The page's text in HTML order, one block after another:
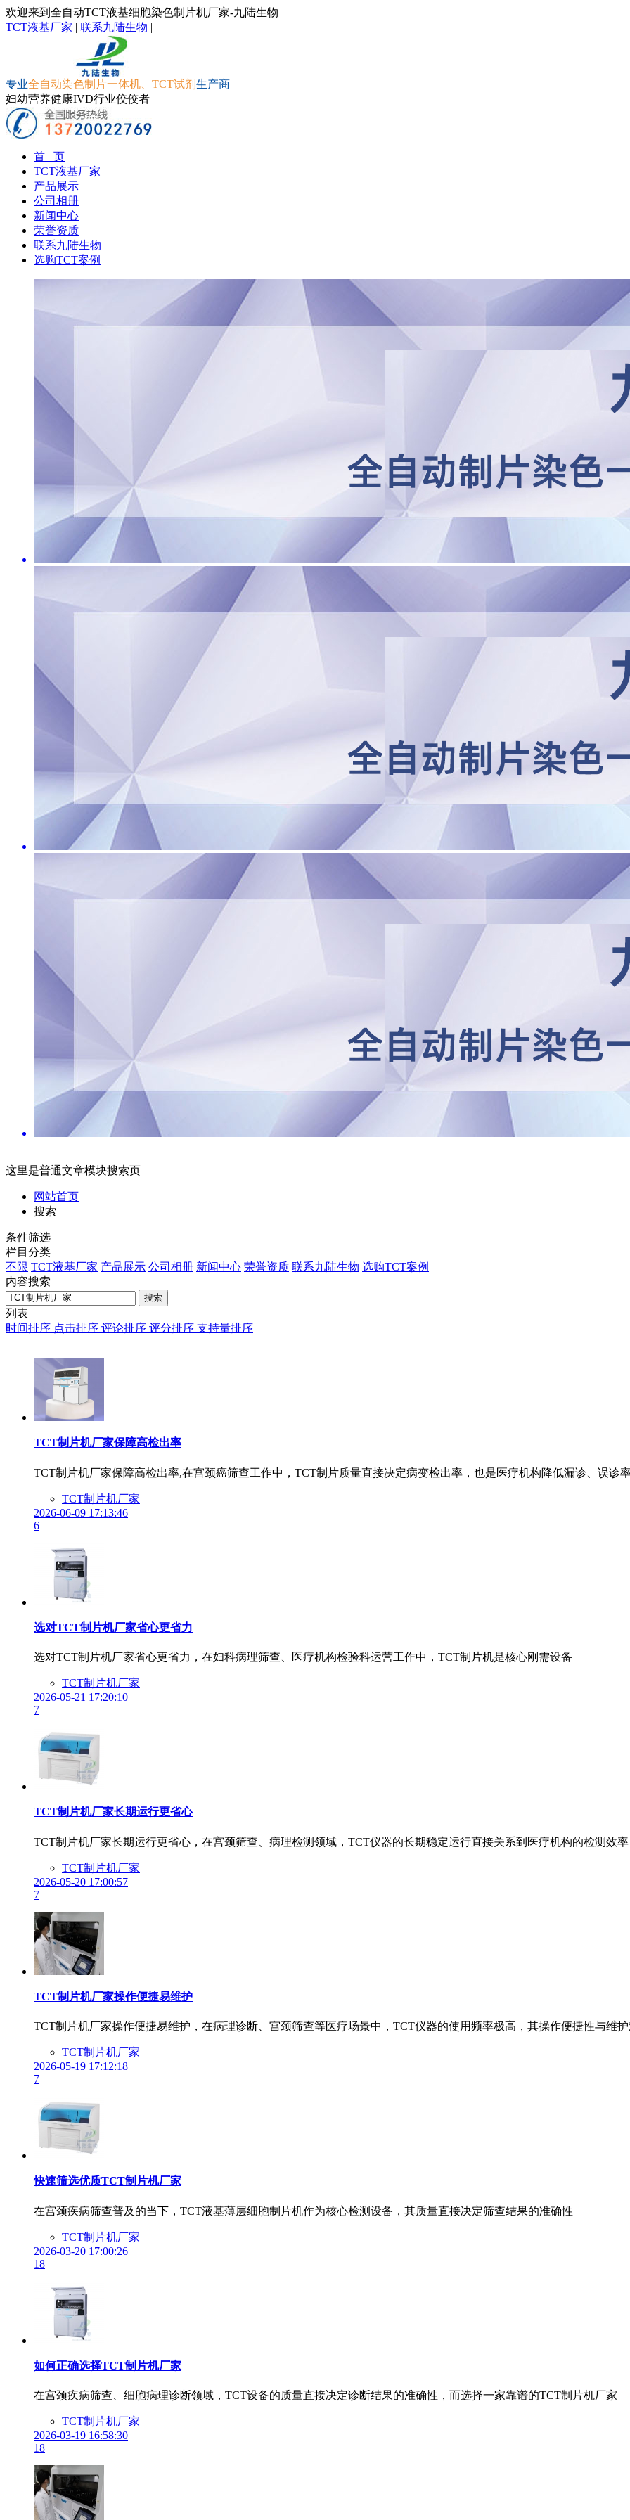
欢迎来到全自动TCT液基细胞染色制片机厂家-九陆生物
TCT液基厂家 | 联系九陆生物 |
专业全自动染色制片一体机、TCT试剂 生产商
妇幼营养健康IVD行业佼佼者
首 页
TCT液基厂家
产品展示
公司相册
新闻中心
荣誉资质
联系九陆生物
选购TCT案例
这里是普通文章模块搜索页
网站首页
搜索
条件筛选
栏目分类
不限 TCT液基厂家 产品展示 公司相册 新闻中心 荣誉资质 联系九陆生物 选购TCT案例
内容搜索
搜索
列表
时间排序 点击排序 评论排序 评分排序 支持量排序
TCT制片机厂家保障高检出率
TCT制片机厂家保障高检出率,在宫颈癌筛查工作中，TCT制片质量直接决定病变检出率，也是医疗机构降低漏诊、误诊
TCT制片机厂家
2026-06-09 17:13:46
6
选对TCT制片机厂家省心更省力
选对TCT制片机厂家省心更省力，在妇科病理筛查、医疗机构检验科运营工作中，TCT制片机是核心刚需设备
TCT制片机厂家
2026-05-21 17:20:10
7
TCT制片机厂家长期运行更省心
TCT制片机厂家长期运行更省心，在宫颈筛查、病理检测领域，TCT仪器的长期稳定运行直接关系到医疗机构的检测效率
TCT制片机厂家
2026-05-20 17:00:57
7
TCT制片机厂家操作便捷易维护
TCT制片机厂家操作便捷易维护，在病理诊断、宫颈筛查等医疗场景中，TCT仪器的使用频率极高，其操作便捷性与维
TCT制片机厂家
2026-05-19 17:12:18
7
快速筛选优质TCT制片机厂家
在宫颈疾病筛查普及的当下，TCT液基薄层细胞制片机作为核心检测设备，其质量直接决定筛查结果的准确性
TCT制片机厂家
2026-03-20 17:00:26
18
如何正确选择TCT制片机厂家
在宫颈疾病筛查、细胞病理诊断领域，TCT设备的质量直接决定诊断结果的准确性，而选择一家靠谱的TCT制片机厂家
TCT制片机厂家
2026-03-19 16:58:30
18